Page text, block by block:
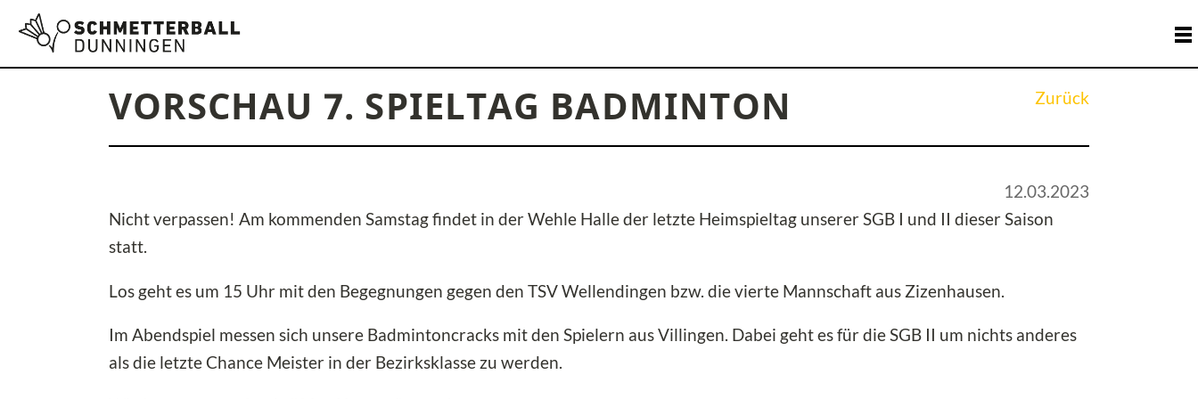
VORSCHAU 7. SPIELTAG BADMINTON Zurück
12.03.2023
Nicht verpassen! Am kommenden Samstag findet in der Wehle Halle der letzte Heimspieltag unserer SGB I und II dieser Saison
statt.
Los geht es um 15 Uhr mit den Begegnungen gegen den TSV Wellendingen bzw. die vierte Mannschaft aus Zizenhausen.
Im Abendspiel messen sich unsere Badmintoncracks mit den Spielern aus Villingen. Dabei geht es für die SGB II um nichts anderes
als die letzte Chance Meister in der Bezirksklasse zu werden.